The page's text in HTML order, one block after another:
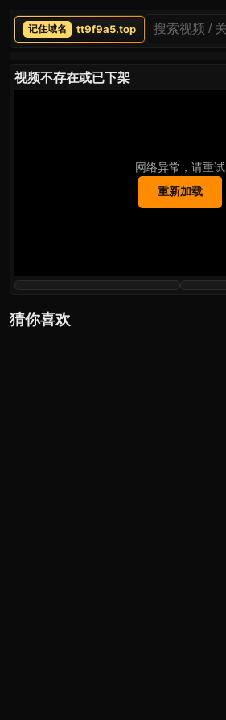
tt9f9a5.top
视频不存在或已下架
网络异常，请重试
重新加载
猜你喜欢